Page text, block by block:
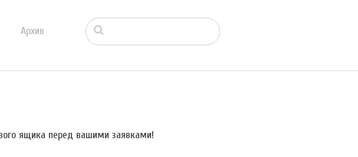
Архив
ящика перед вашими заявками!